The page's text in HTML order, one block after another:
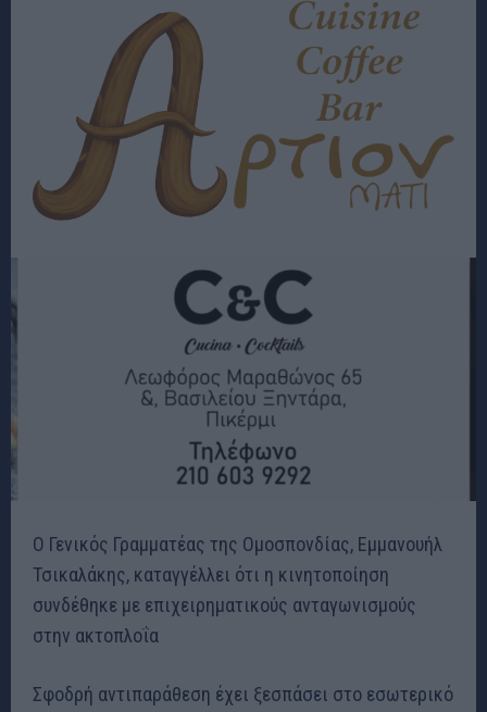
Ο Γενικός Γραμματέας της Ομοσπονδίας, Εμμανουήλ
Τσικαλάκης, καταγγέλλει ότι η κινητοποίηση
συνδέθηκε με επιχειρηματικούς ανταγωνισμούς
στην ακτοπλοΐα
Σφοδρή αντιπαράθεση έχει ξεσπάσει στο εσωτερικό